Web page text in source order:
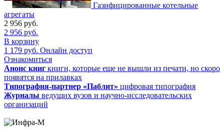
Газифицированные котельные
агрегаты
2 956 руб.
2 956 руб.
В корзину
1 179 руб. Онлайн доступ
Ознакомиться
Анонс книг книги, которые еще не вышли из печати, но скоро
появятся на прилавках
Типография-партнер «Паблит» цифровая типография
Журналы ведущих вузов и научно-исследовательских
организаций